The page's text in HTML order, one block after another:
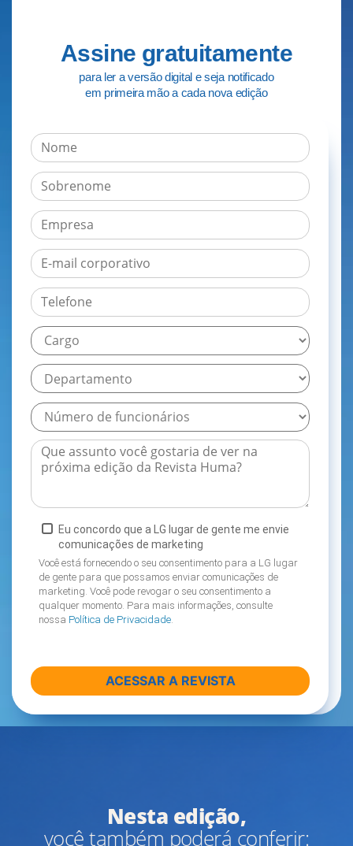
Assine gratuitamente
para ler a versão digital e seja notificado
em primeira mão a cada nova edição
Eu concordo que a LG lugar de gente me envie
comunicações de marketing
Você está fornecendo o seu consentimento para a LG lugar
de gente para que possamos enviar comunicações de
marketing. Você pode revogar o seu consentimento a
qualquer momento. Para mais informações, consulte
nossa Política de Privacidade
Nesta edição,
você também poderá conferir: